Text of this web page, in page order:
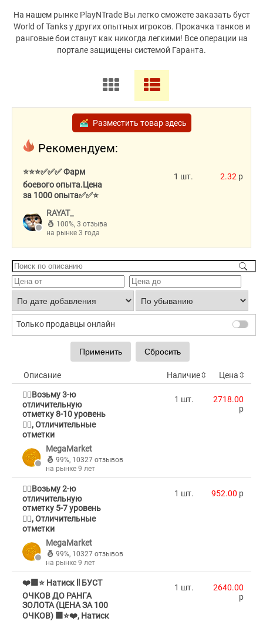
На нашем рынке PlayNTrade Вы легко сможете заказать буст
World of Tanks у других опытных игроков. Прокачка танков и
ранговые бои станут как никогда легкими! Все операции на
портале защищены системой Гаранта.
Разместить товар здесь
Рекомендуем:
⭐⭐⭐✅✅✅ Фарм
боевого опыта.Цена
за 1000 опыта✅✅⭐
RAYAT_
100%, 3 отзыва
на рынке 3 года
1 шт. 2.32 p
Только продавцы онлайн
Цена⇳
Наличие⇳
Описание
🐦‍🔥Возьму 3-ю
отличительную
отметку 8-10 уровень
🐦‍🔥, Отличительные
отметки
MegaMarket
99%, 10327 отзывов
на рынке 9 лет
1 шт.
2718.00
p
🐦‍🔥Возьму 2-ю
отличительную
отметку 5-7 уровень
🐦‍🔥, Отличительные
отметки
MegaMarket
99%, 10327 отзывов
на рынке 9 лет
1 шт. 952.00 p
❤️🟪⭐️ Натиск ll БУСТ
ОЧКОВ ДО РАНГА
ЗОЛОТА (ЦЕНА ЗА 100
ОЧКОВ) 🟪⭐️❤️, Натиск
1 шт.
2640.00
p